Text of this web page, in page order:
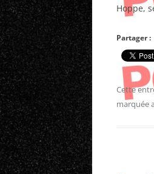
Hoppe,
Partager :
Cette
marquée